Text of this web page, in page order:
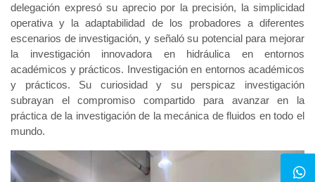
delegación expresó su aprecio por la precisión, la simplicidad
operativa y la adaptabilidad de los probadores a diferentes
escenarios de investigación, y señaló su potencial para mejorar
la investigación innovadora en hidráulica en entornos
académicos y prácticos. Investigación en entornos académicos
y prácticos. Su curiosidad y su perspicaz investigación
subrayan el compromiso compartido para avanzar en la
práctica de la investigación de la mecánica de fluidos en todo el
mundo.